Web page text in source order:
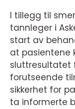
I tillegg til
tannleger i
start av
at pasientene
sluttresultatet
forutseende
sikkerhet for
ta informerte